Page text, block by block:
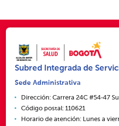
Subred Integrada de
Sede Administrativa
Dirección: Carrera 24C #54‑47
Código postal: 110621
Horario de atención: Lunes a